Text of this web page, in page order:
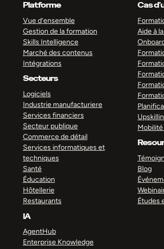
Platforme
Vue d’ensemble
Gestion de la formation
Skills Intelligence
Marché des contenus
Intégrations
Secteurs
Logiciels
Industrie manufacturiere
Services financiers
Secteur publique
Commerce de détail
Services informatiques et
techniques
Santé
Éducation
Hôtellerie
Restaurants
IA
AgentHub
Enterprise Knowledge
Cas
Aide à
Blog
Études